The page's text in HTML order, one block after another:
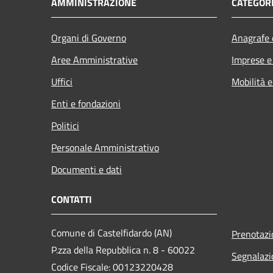
Organi di Governo
Aree Amministrative
Uffici
Enti e fondazioni
Politici
Personale Amministrativo
Documenti e dati
Imprese
Mobilità
CONTATTI
Comune di Castelfidardo (AN)
P.zza della Repubblica n. 8 - 60022
Codice Fiscale: 00123220428